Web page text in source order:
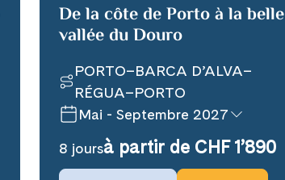
De la côte de Porto à la belle
vallée du Douro
PORTO–BARCA D’ALVA–
RÉGUA–PORTO
Mai - Septembre 2027
8 joursà partir de CHF 1’890